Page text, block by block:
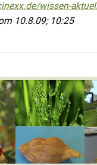
wissen-
10.8.09; 10:25